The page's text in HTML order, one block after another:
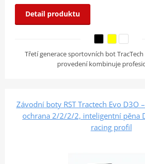
Detail produktu
Třetí generace sportovních bot
provedení kombinuje
Závodní boty RST Tractech Evo D3O
ochrana 2/2/2/2, inteligentní pěna
racing profil